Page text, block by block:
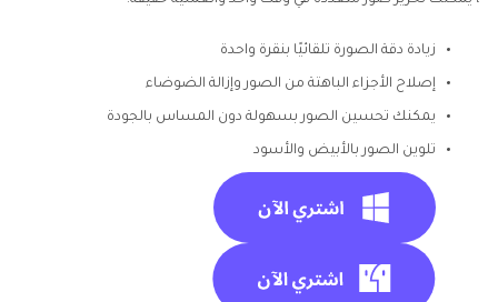
زيادة دقة الصورة تلقائيًا بنقرة واحدة
إصلاح الأجزاء الباهتة من الصور وإزالة الضوضاء
يمكنك تحسين الصور بسهولة دون المساس بالجودة
تلوين الصور بالأبيض والأسود